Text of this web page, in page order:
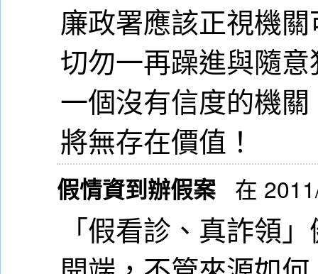
廉政署應該正視機
切勿一再躁進與隨
一個沒有信度的機
將無存在價值！
假情資到辦假案 在
「假看診、真詐領